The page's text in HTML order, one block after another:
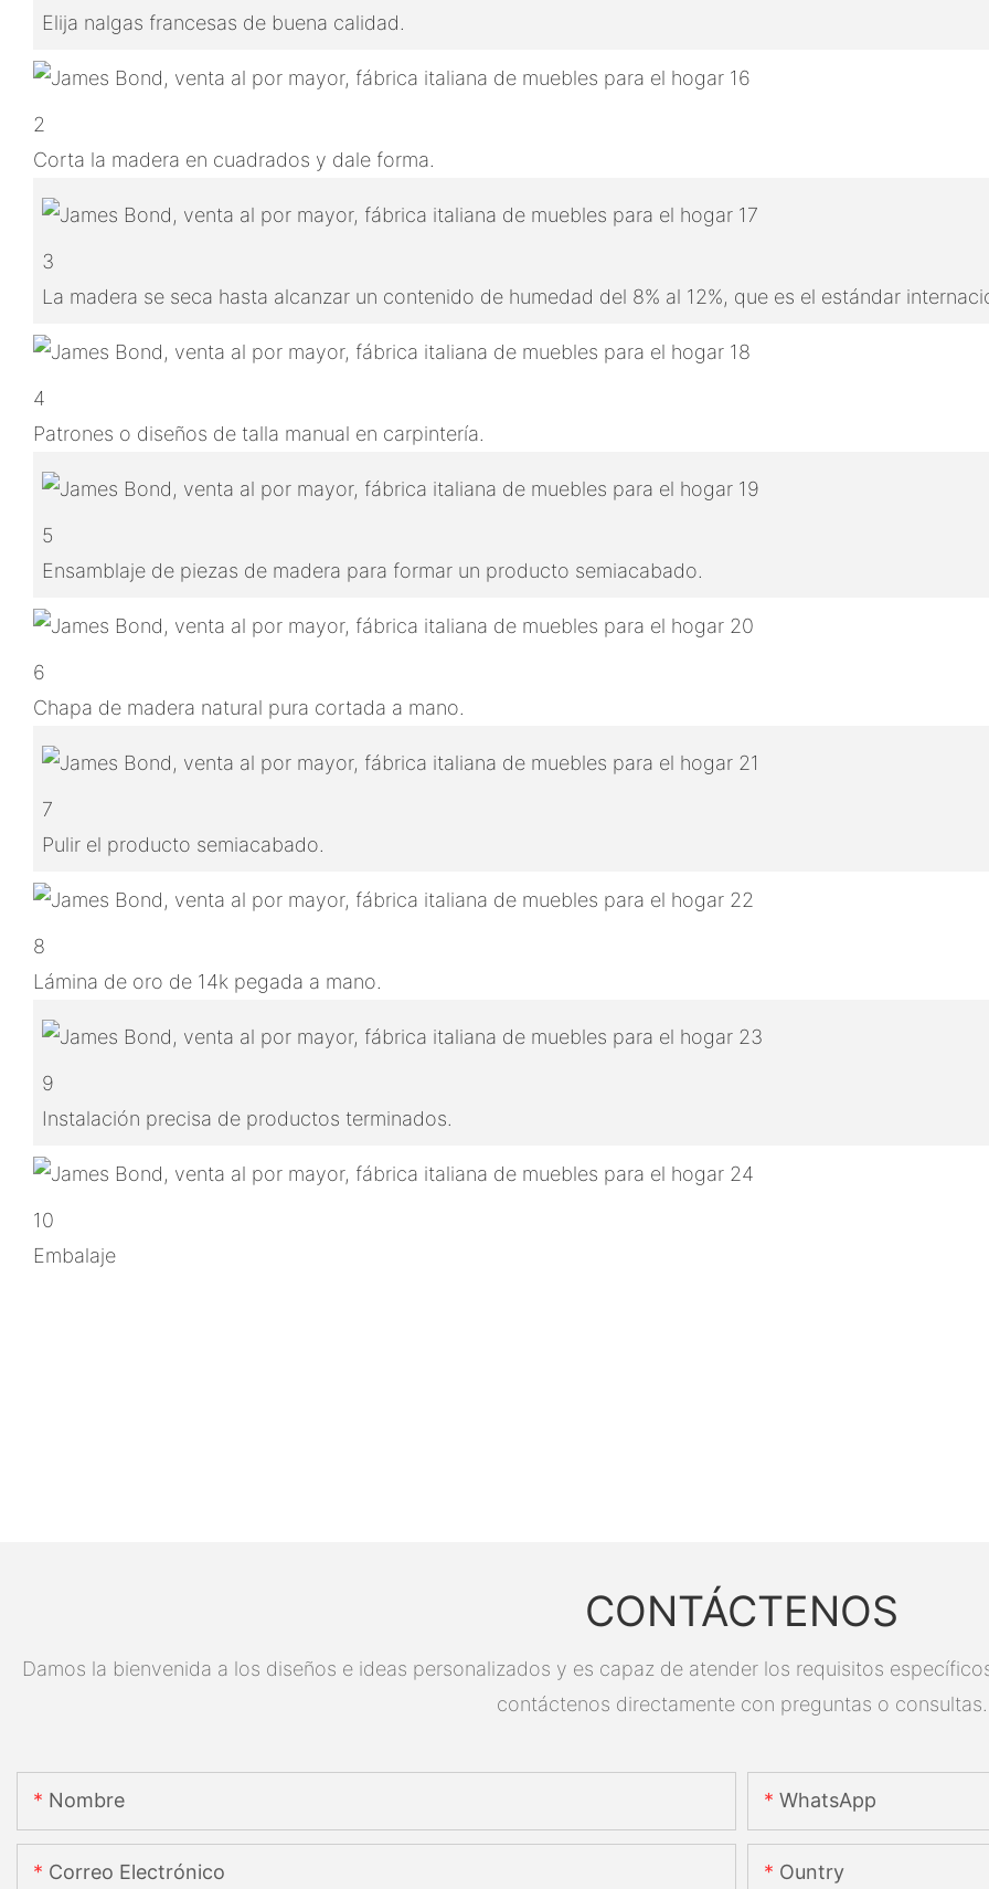
Elija nalgas francesas de buena calidad.
2
Corta la madera en cuadrados y dale forma.
3
La madera se seca hasta alcanzar un contenido de humedad del 8% al 12%, que es el estándar
4
Patrones o diseños de talla manual en carpintería.
5
Ensamblaje de piezas de madera para formar un producto semiacabado.
6
Chapa de madera natural pura cortada a mano.
7
Pulir el producto semiacabado.
8
Lámina de oro de 14k pegada a mano.
9
Instalación precisa de productos terminados.
10
Embalaje
CONTÁCTENOS
Damos la bienvenida a los diseños e ideas personalizados y es capaz de atender los requisitos
contáctenos directamente con preguntas o consultas.
Nombre WhatsApp
Correo Electrónico Ountry